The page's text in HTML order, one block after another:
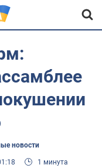
новости
1 минута